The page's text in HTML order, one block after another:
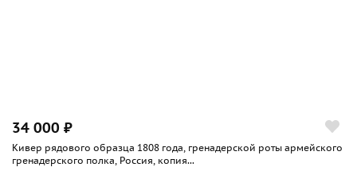
34 000 ₽
Кивер рядового образца 1808 года, гренадерской роты армейского
гренадерского полка, Россия, копия...